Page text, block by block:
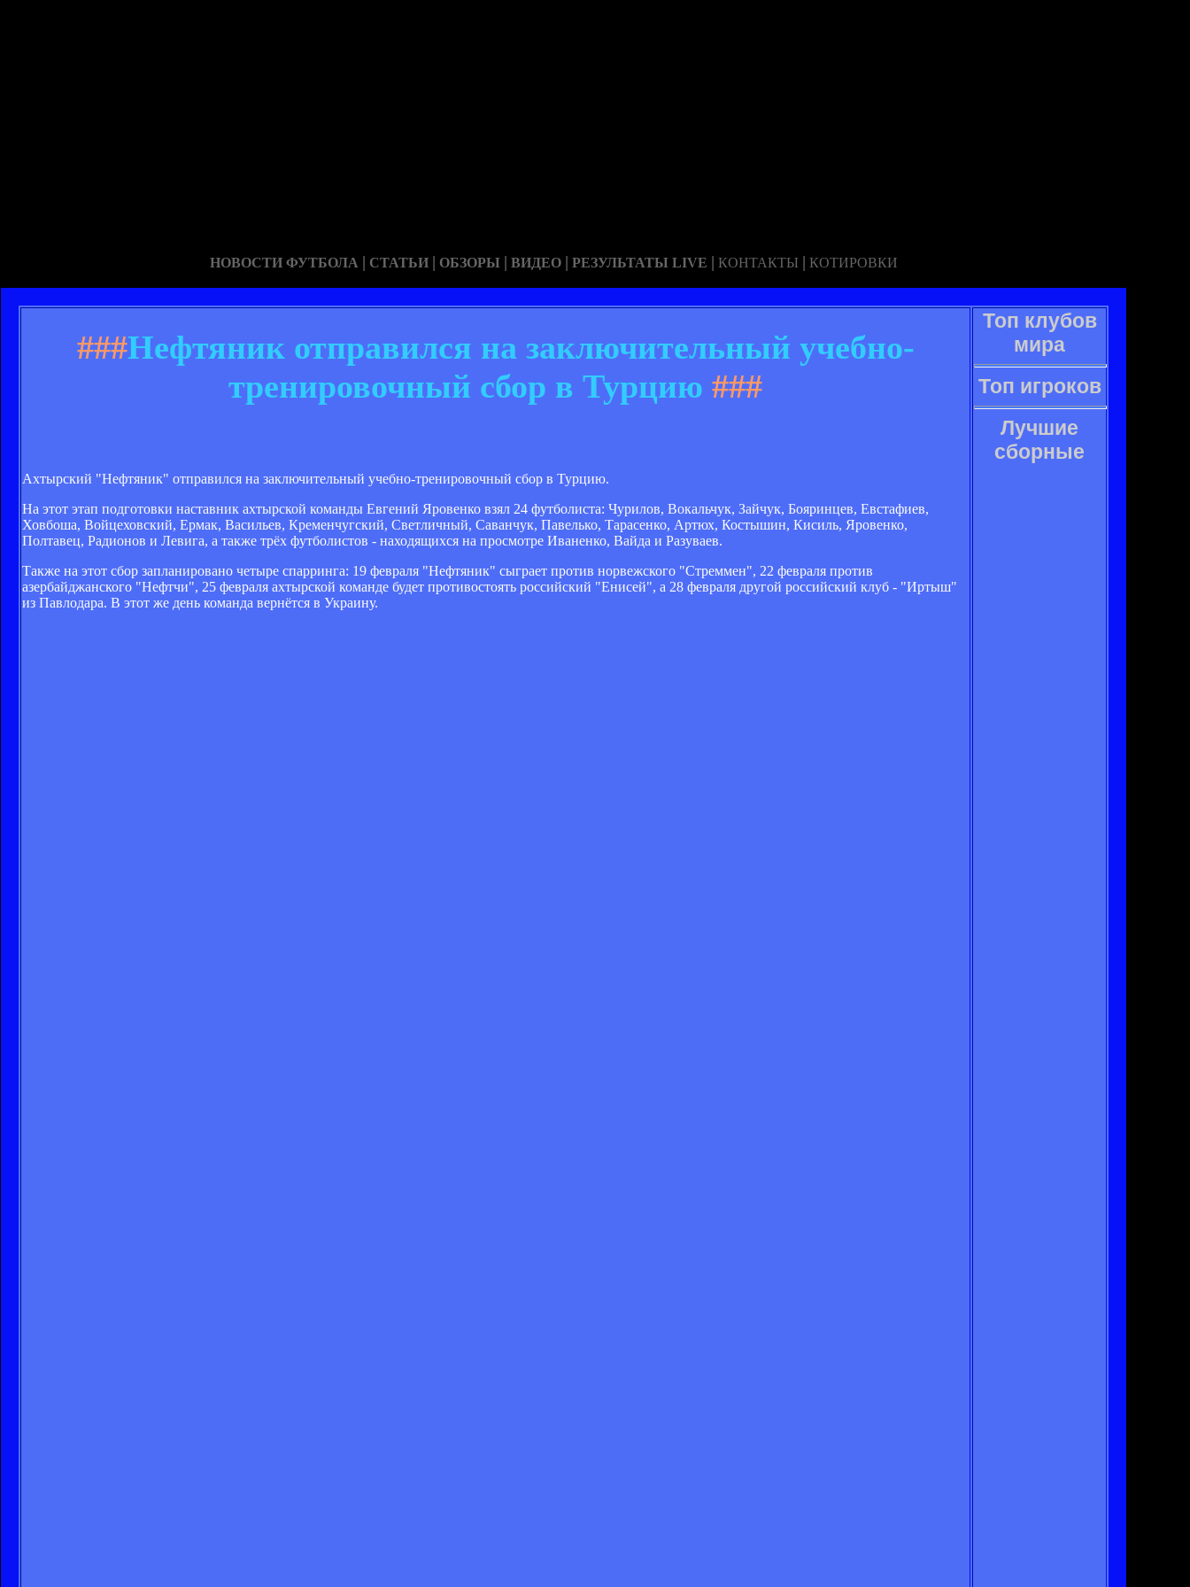
НОВОСТИ ФУТБОЛА | СТАТЬИ | ОБЗОРЫ | ВИДЕО | РЕЗУЛЬТАТЫ LIVE | КОНТАКТЫ | КОТИРОВКИ
###Нефтяник отправился на заключительный учебно-
тренировочный сбор в Турцию ###
Ахтырский "Нефтяник" отправился на заключительный учебно-тренировочный сбор в Турцию.
На этот этап подготовки наставник ахтырской команды Евгений Яровенко взял 24 футболиста: Чурилов, Вокальчук, Зайчук, Бояринцев, Евстафиев,
Ховбоша, Войцеховский, Ермак, Васильев, Кременчугский, Светличный, Саванчук, Павелько, Тарасенко, Артюх, Костышин, Кисиль, Яровенко,
Полтавец, Радионов и Левига, а также трёх футболистов - находящихся на просмотре Иваненко, Вайда и Разуваев.
Также на этот сбор запланировано четыре спарринга: 19 февраля "Нефтяник" сыграет против норвежского "Стреммен", 22 февраля против
азербайджанского "Нефтчи", 25 февраля ахтырской команде будет противостоять российский "Енисей", а 28 февраля другой российский клуб - "Иртыш"
из Павлодара. В этот же день команда вернётся в Украину.
Топ клубов
мира
Топ игроков
Лучшие
сборные